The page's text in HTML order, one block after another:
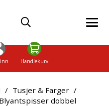
inn Handlekurv
/ Tusjer & Farger /
Blyantspisser dobbel